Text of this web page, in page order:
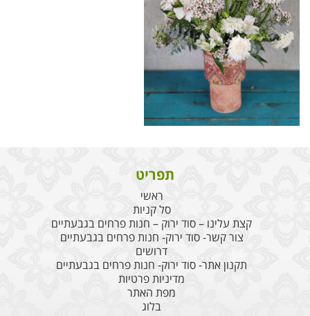
תפריט
ראשי
סל קניות
קצת עלינו – סוד ירוק – חנות פרחים בגבעתיים
צור קשר- סוד ירוק- חנות פרחים בגבעתיים
דרושים
תקנון אתר- סוד ירוק- חנות פרחים בגבעתיים
מדיניות פרטיות
מפת האתר
בלוג